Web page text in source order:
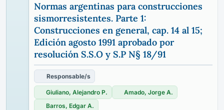
Normas argentinas para construcciones
sismorresistentes. Parte 1:
Construcciones en general, cap. 14 al 15;
Edición agosto 1991 aprobado por
resolución S.S.O y S.P N§ 18/91
Responsable/s
Giuliano, Alejandro P.
Amado, Jorge A.
Barros, Edgar A.